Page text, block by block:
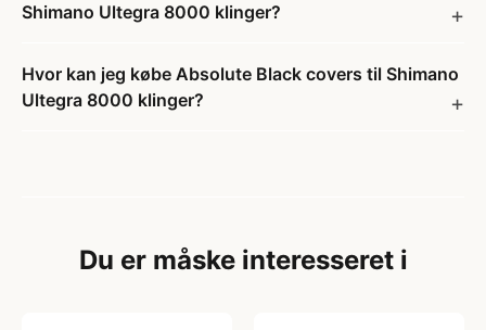
Shimano Ultegra 8000 klinger?
Hvor kan jeg købe Absolute Black covers til Shimano
Ultegra 8000 klinger?
Du er måske interesseret i